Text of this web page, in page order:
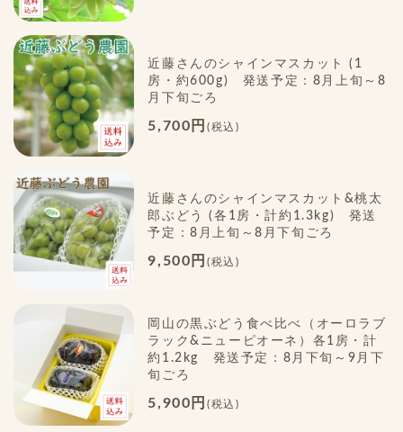
近藤さんのシャインマスカット (1
房・約600g) 発送予定：8月上旬～8
月下旬ごろ
5,700円 (税込)
近藤さんのシャインマスカット&桃太
郎ぶどう (各1房・計約1.3kg) 発送
予定：8月上旬～8月下旬ごろ
9,500円 (税込)
岡山の黒ぶどう食べ比べ（オーロラブ
ラック&ニューピオーネ）各1房・計
約1.2kg 発送予定：8月下旬～9月下
旬ごろ
5,900円 (税込)